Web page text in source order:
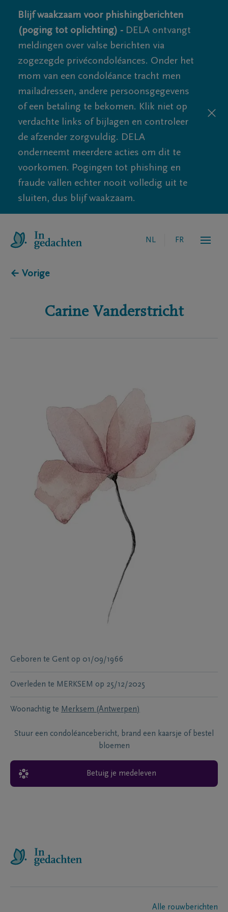
Blijf waakzaam voor phishingberichten
(poging tot oplichting) - DELA ontvangt
meldingen over valse berichten via
zogezegde privécondoléances. Onder het
mom van een condoléance tracht men
mailadressen, andere persoonsgegevens
of een betaling te bekomen. Klik niet op
verdachte links of bijlagen en controleer
de afzender zorgvuldig. DELA
onderneemt meerdere acties om dit te
voorkomen. Pogingen tot phishing en
fraude vallen echter nooit volledig uit te
sluiten, dus blijf waakzaam.
NL FR
← Vorige
Carine Vanderstricht
Geboren te Gent op 01/09/1966
Overleden te MERKSEM op 25/12/2025
Woonachtig te Merksem (Antwerpen)
Stuur een condoléancebericht, brand een kaarsje of bestel
bloemen
Betuig je medeleven
Alle rouwberichten